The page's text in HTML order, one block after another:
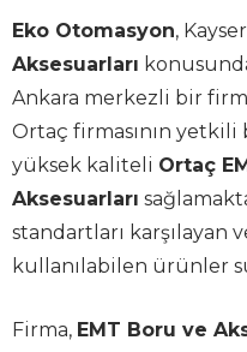
Eko Otomasyon,
Aksesuarları
Ankara merkezli bir
Ortaç firmasının
yüksek kaliteli Ortaç
Aksesuarları
standartları karşılayan
kullanılabilen ürünler
Firma, EMT Boru ve